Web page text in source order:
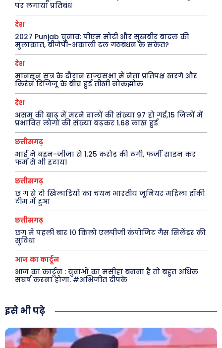
राजनीति
सरकारी योजना
फ़िल्मी दुनिया
अजब-ग़ज़ब
पर्यटन
जानकारी
Tech
Laptops
Mobiles
स्वास्थ्य
कैरियर और शिक्षा
शायरी
मधुर वचन
धर्म व अध्यात्म
Finance
महिला जगत
X Youtube
About Us Privacy Policy
पर लगाया प्रतिबंध
देश
2027 Punjab चुनाव: पीएम मोदी और सुखबीर बादल की
मुलाक़ात, बीजेपी-अकाली दल गठबंधन के संकेत?
देश
मानसून सत्र के दौरान राज्यसभा में नेता प्रतिपक्ष खरगे और
किरेन रिजिजू के बीच हुई तीखी नोकझोक
देश
असम की बाढ़ में मरने वालों की संख्या 97 हो गई,15 जिलों में
प्रभावित लोगों की संख्या बढ़कर 1.68 लाख हुई
छत्तीसगढ़
भाई ने बहन-जीजा से 1.25 करोड़ की ठगी, फर्जी साइन कर
फर्म से भी हटाया
छत्तीसगढ़
छ ग से दो खिलाड़ियों का चयन भारतीय जूनियर महिला हॉकी
टीम में हुआ
छत्तीसगढ़
छग में पहली बार 10 किलो एलपीजी कंपोजिट गैस सिलेंडर की
सुविधा
आज का कार्टून
आज का कार्टून : युवाओं का मसीहा बनना है तो बहुत अधिक
संघर्ष करना होगा. #अभिजीत दीपके
इसे भी पढ़े